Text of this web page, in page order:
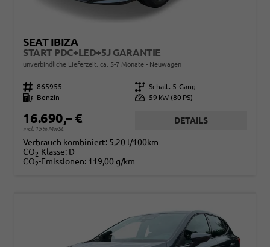
SEAT IBIZA
START PDC+LED+5J GARANTIE
unverbindliche Lieferzeit: ca. 5-7 Monate Neuwagen
Fahrzeugnr. 865955 Getriebe Schalt. 5-Gang
Kraftstoff
Benzin Leistung 59 kW (80 PS)
16.690,– €
incl. 19% MwSt.
DETAILS
Verbrauch kombiniert: 5,20 l/100km
CO2-Klasse: D
CO2-Emissionen: 119,00 g/km